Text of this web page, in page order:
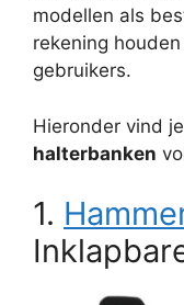
modellen als
rekening
gebruikers.
Hieronder vind
halterbanken
1.